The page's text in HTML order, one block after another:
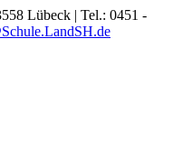
Lübeck | Tel.: 0451 -